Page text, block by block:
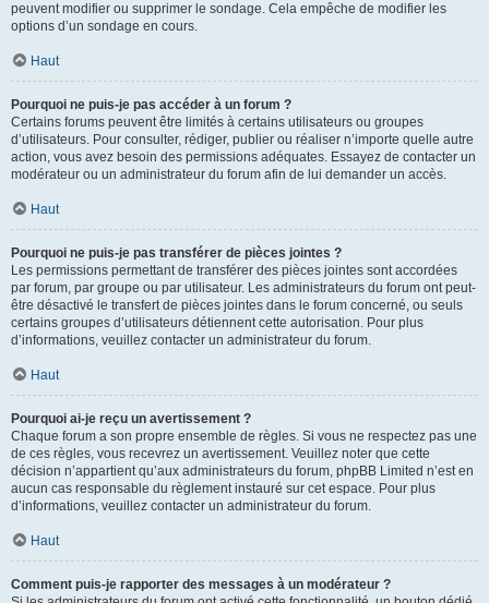
peuvent modifier ou supprimer le sondage. Cela empêche de modifier les
options d’un sondage en cours.
Haut
Pourquoi ne puis-je pas accéder à un forum ?
Certains forums peuvent être limités à certains utilisateurs ou groupes
d’utilisateurs. Pour consulter, rédiger, publier ou réaliser n’importe quelle autre
action, vous avez besoin des permissions adéquates. Essayez de contacter un
modérateur ou un administrateur du forum afin de lui demander un accès.
Haut
Pourquoi ne puis-je pas transférer de pièces jointes ?
Les permissions permettant de transférer des pièces jointes sont accordées
par forum, par groupe ou par utilisateur. Les administrateurs du forum ont peut-
être désactivé le transfert de pièces jointes dans le forum concerné, ou seuls
certains groupes d’utilisateurs détiennent cette autorisation. Pour plus
d’informations, veuillez contacter un administrateur du forum.
Haut
Pourquoi ai-je reçu un avertissement ?
Chaque forum a son propre ensemble de règles. Si vous ne respectez pas une
de ces règles, vous recevrez un avertissement. Veuillez noter que cette
décision n’appartient qu’aux administrateurs du forum, phpBB Limited n’est en
aucun cas responsable du règlement instauré sur cet espace. Pour plus
d’informations, veuillez contacter un administrateur du forum.
Haut
Comment puis-je rapporter des messages à un modérateur ?